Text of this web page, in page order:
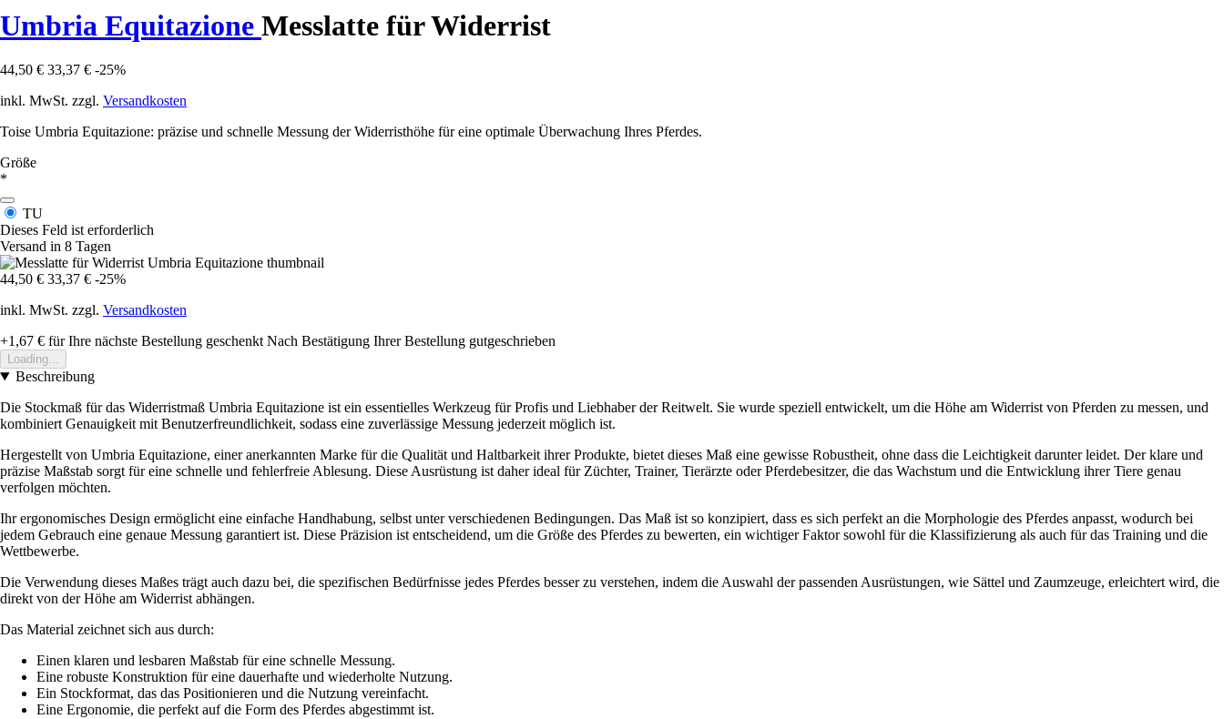
Umbria Equitazione Messlatte für Widerrist
44,50 € 33,37 € -25%
inkl. MwSt. zzgl. Versandkosten
Toise Umbria Equitazione: präzise und schnelle Messung der Widerristhöhe für eine optimale Überwachung Ihres Pferdes.
Größe
*
TU
Dieses Feld ist erforderlich
Versand in 8 Tagen
44,50 € 33,37 € -25%
inkl. MwSt. zzgl. Versandkosten
+1,67 € für Ihre nächste Bestellung geschenkt Nach Bestätigung Ihrer Bestellung gutgeschrieben
Loading...
Beschreibung
Die Stockmaß für das Widerristmaß Umbria Equitazione ist ein essentielles Werkzeug für Profis und Liebhaber der Reitwelt. Sie wurde speziell entwickelt, um die Höhe am Widerrist von Pferden zu messen, und
kombiniert Genauigkeit mit Benutzerfreundlichkeit, sodass eine zuverlässige Messung jederzeit möglich ist.
Hergestellt von Umbria Equitazione, einer anerkannten Marke für die Qualität und Haltbarkeit ihrer Produkte, bietet dieses Maß eine gewisse Robustheit, ohne dass die Leichtigkeit darunter leidet. Der klare und
präzise Maßstab sorgt für eine schnelle und fehlerfreie Ablesung. Diese Ausrüstung ist daher ideal für Züchter, Trainer, Tierärzte oder Pferdebesitzer, die das Wachstum und die Entwicklung ihrer Tiere genau
verfolgen möchten.
Ihr ergonomisches Design ermöglicht eine einfache Handhabung, selbst unter verschiedenen Bedingungen. Das Maß ist so konzipiert, dass es sich perfekt an die Morphologie des Pferdes anpasst, wodurch bei
jedem Gebrauch eine genaue Messung garantiert ist. Diese Präzision ist entscheidend, um die Größe des Pferdes zu bewerten, ein wichtiger Faktor sowohl für die Klassifizierung als auch für das Training und die
Wettbewerbe.
Die Verwendung dieses Maßes trägt auch dazu bei, die spezifischen Bedürfnisse jedes Pferdes besser zu verstehen, indem die Auswahl der passenden Ausrüstungen, wie Sättel und Zaumzeuge, erleichtert wird, die
direkt von der Höhe am Widerrist abhängen.
Das Material zeichnet sich aus durch:
Einen klaren und lesbaren Maßstab für eine schnelle Messung.
Eine robuste Konstruktion für eine dauerhafte und wiederholte Nutzung.
Ein Stockformat, das das Positionieren und die Nutzung vereinfacht.
Eine Ergonomie, die perfekt auf die Form des Pferdes abgestimmt ist.